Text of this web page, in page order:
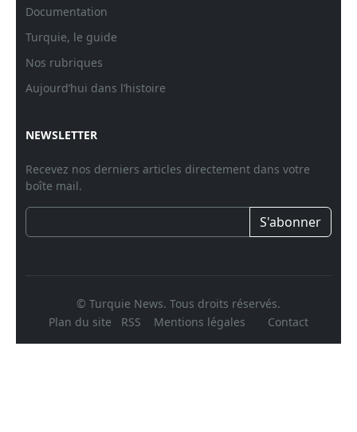
Documentation
Turquie, le guide
Nos rubriques
Aujourd’hui dans l’histoire
NEWSLETTER
Recevez nos derniers articles directement dans votre
boîte mail.
S'abonner
© Turquie News. Tous droits réservés.
Plan du site
RSS Mentions légales Contact